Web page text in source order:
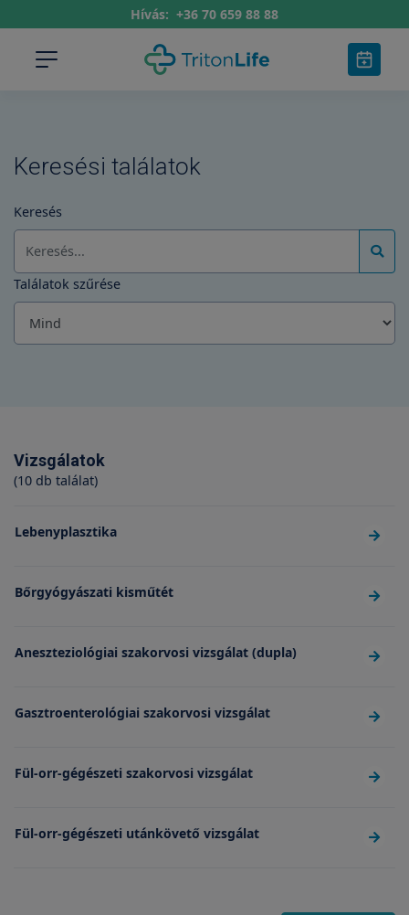
Hívás: +36 70 659 88 88
Keresési találatok
Keresés
Találatok szűrése
Vizsgálatok
(10 db találat)
Lebenyplasztika
Bőrgyógyászati kisműtét
Aneszteziológiai szakorvosi vizsgálat (dupla)
Gasztroenterológiai szakorvosi vizsgálat
Fül-orr-gégészeti szakorvosi vizsgálat
Fül-orr-gégészeti utánkövető vizsgálat